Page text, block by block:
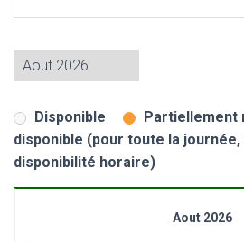
Disponible Partiellement
disponible (pour toute la
disponibilité horaire)
Aout 2026